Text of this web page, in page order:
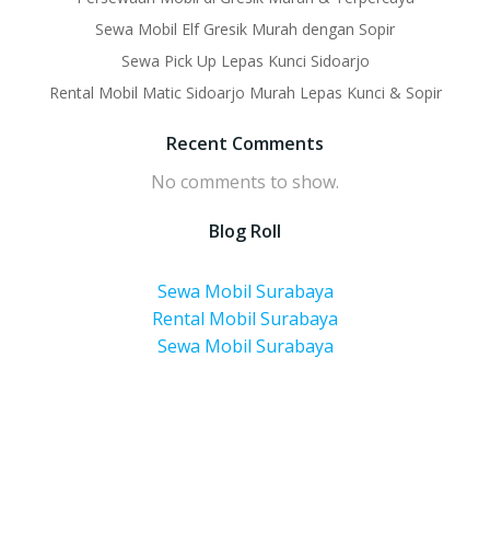
Sewa Mobil Elf Gresik Murah dengan Sopir
Sewa Pick Up Lepas Kunci Sidoarjo
Rental Mobil Matic Sidoarjo Murah Lepas Kunci & Sopir
Recent Comments
No comments to show.
Blog Roll
Sewa Mobil Surabaya
Rental Mobil Surabaya
Sewa Mobil Surabaya